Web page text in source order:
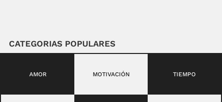
CATEGORIAS POPULARES
AMOR MOTIVACIÓN TIEMPO